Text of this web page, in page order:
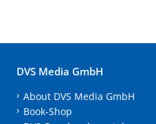
DVS Media GmbH
About DVS Media GmbH
Book-Shop